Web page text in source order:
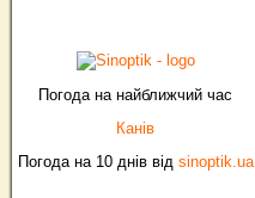
Погода на найближчий час
Канів
Погода на 10 днів від sinoptik.ua